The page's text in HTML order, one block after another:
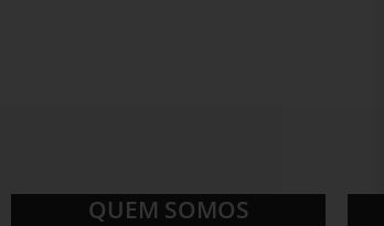
QUEM SOMOS